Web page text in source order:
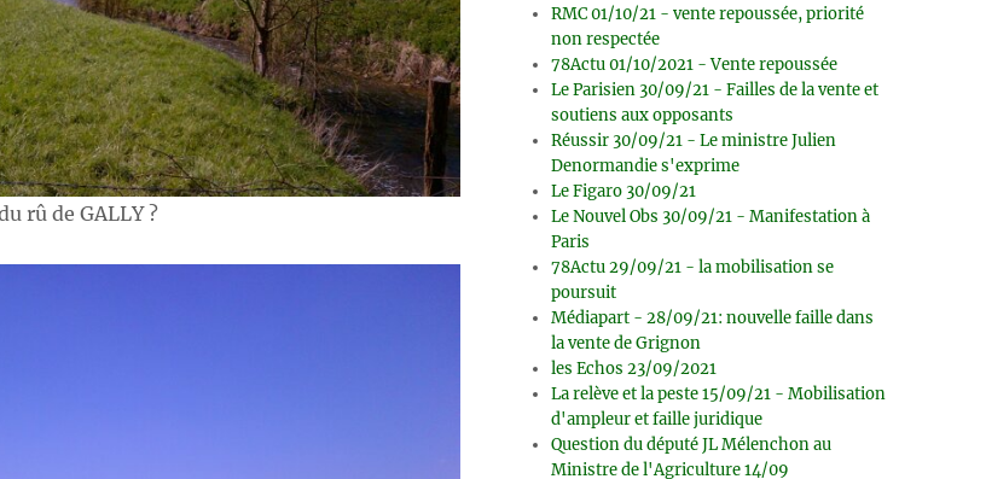
rû de GALLY ?
RMC 01/10/21 - vente repoussée, priorité
non respectée
78Actu 01/10/2021 - Vente repoussée
Le Parisien 30/09/21 - Failles de la vente et
soutiens aux opposants
Réussir 30/09/21 - Le ministre Julien
Denormandie s'exprime
Le Figaro 30/09/21
Le Nouvel Obs 30/09/21 - Manifestation à
Paris
78Actu 29/09/21 - la mobilisation se
poursuit
Médiapart - 28/09/21: nouvelle faille dans
la vente de Grignon
les Echos 23/09/2021
La relève et la peste 15/09/21 - Mobilisation
d'ampleur et faille juridique
Question du député JL Mélenchon au
Ministre de l'Agriculture 14/09